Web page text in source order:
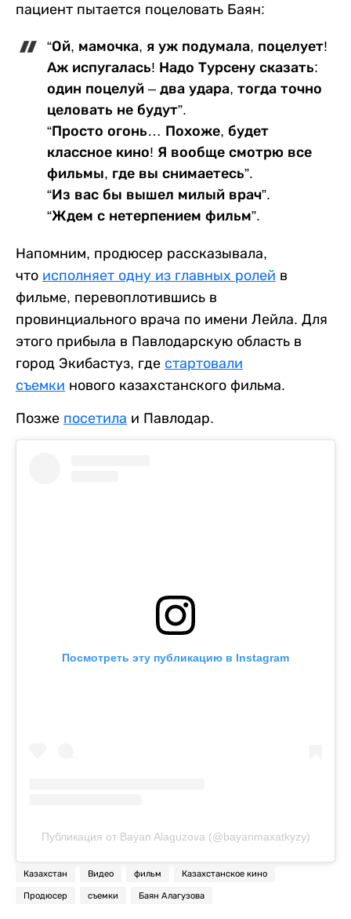
пациент пытается поцеловать Баян:
“Ой, мамочка, я уж подумала, поцелует!
Аж испугалась! Надо Турсену сказать:
один поцелуй – два удара, тогда точно
целовать не будут”.
“Просто огонь… Похоже, будет
классное кино! Я вообще смотрю все
фильмы, где вы снимаетесь”.
“Из вас бы вышел милый врач”.
“Ждем с нетерпением фильм”.
Напомним, продюсер рассказывала,
что исполняет одну из главных ролей в
фильме, перевоплотившись в
провинциального врача по имени Лейла. Для
этого прибыла в Павлодарскую область в
город Экибастуз, где стартовали
съемки нового казахстанского фильма.
Позже посетила и Павлодар.
Посмотреть эту публикацию в Instagram
Публикация от Bayan Alaguzova (@bayanmaxatkyzy)
Казахстан Видео фильм Казахстанское кино
Продюсер съемки Баян Алагузова